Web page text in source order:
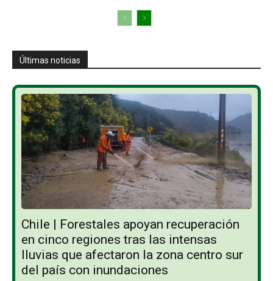
Últimas noticias
Chile | Forestales apoyan recuperación
en cinco regiones tras las intensas
lluvias que afectaron la zona centro sur
del país con inundaciones